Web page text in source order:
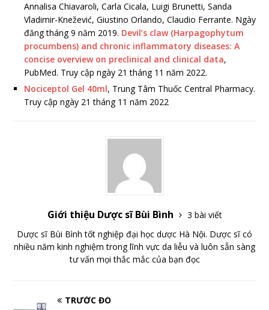
Annalisa Chiavaroli, Carla Cicala, Luigi Brunetti, Sanda
Vladimir-Knežević, Giustino Orlando, Claudio Ferrante. Ngày
đăng tháng 9 năm 2019. Devil’s claw (Harpagophytum
procumbens) and chronic inflammatory diseases: A
concise overview on preclinical and clinical data,
PubMed. Truy cập ngày 21 tháng 11 năm 2022.
Nociceptol Gel 40ml, Trung Tâm Thuốc Central Pharmacy.
Truy cập ngày 21 tháng 11 năm 2022
Giới thiệu Dược sĩ Bùi Bình
3 bài viết
Dược sĩ Bùi Bình tốt nghiệp đại học dược Hà Nội. Dược sĩ có
nhiều năm kinh nghiệm trong lĩnh vực da liễu và luôn sẵn sàng
tư vấn mọi thắc mắc của bạn đọc
TRƯỚC ĐÓ